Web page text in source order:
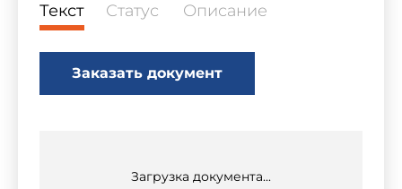
Текст Статус Описание
Заказать документ
Загрузка документа...